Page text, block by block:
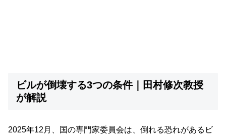
ビルが倒壊する3つの条件｜田村修次教授
が解説
2025年12月、国の専門家委員会は、倒れる恐れがあるビ